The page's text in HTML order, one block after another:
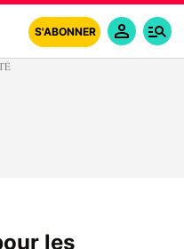
S'ABONNER
les